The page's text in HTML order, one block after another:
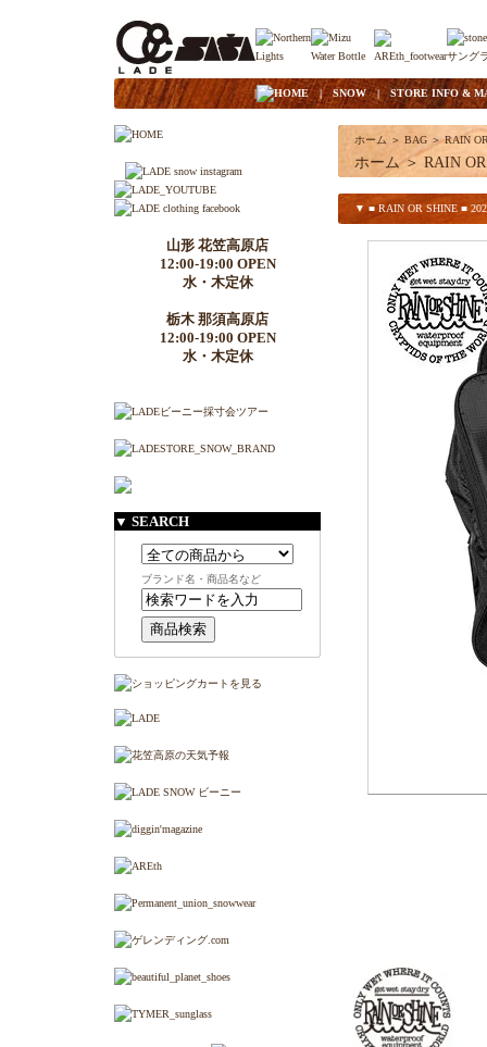
| HOME|SNOW| STORE INFO &
山形 花笠高原店
12:00-19:00 OPEN
水・木定休
栃木 那須高原店
12:00-19:00 OPEN
水・木定休
▼ SEARCH
ブランド名・商品名など
ホーム ＞ BAG ＞ RAIN
ホーム ＞ RAIN
▼ ■ RAIN OR SHINE ■